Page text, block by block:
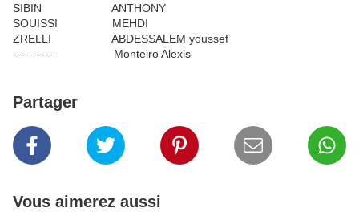
SIBIN ANTHONY
SOUISSI MEHDI
ZRELLI ABDESSALEM youssef
---------- Monteiro Alexis
Partager
Vous aimerez aussi